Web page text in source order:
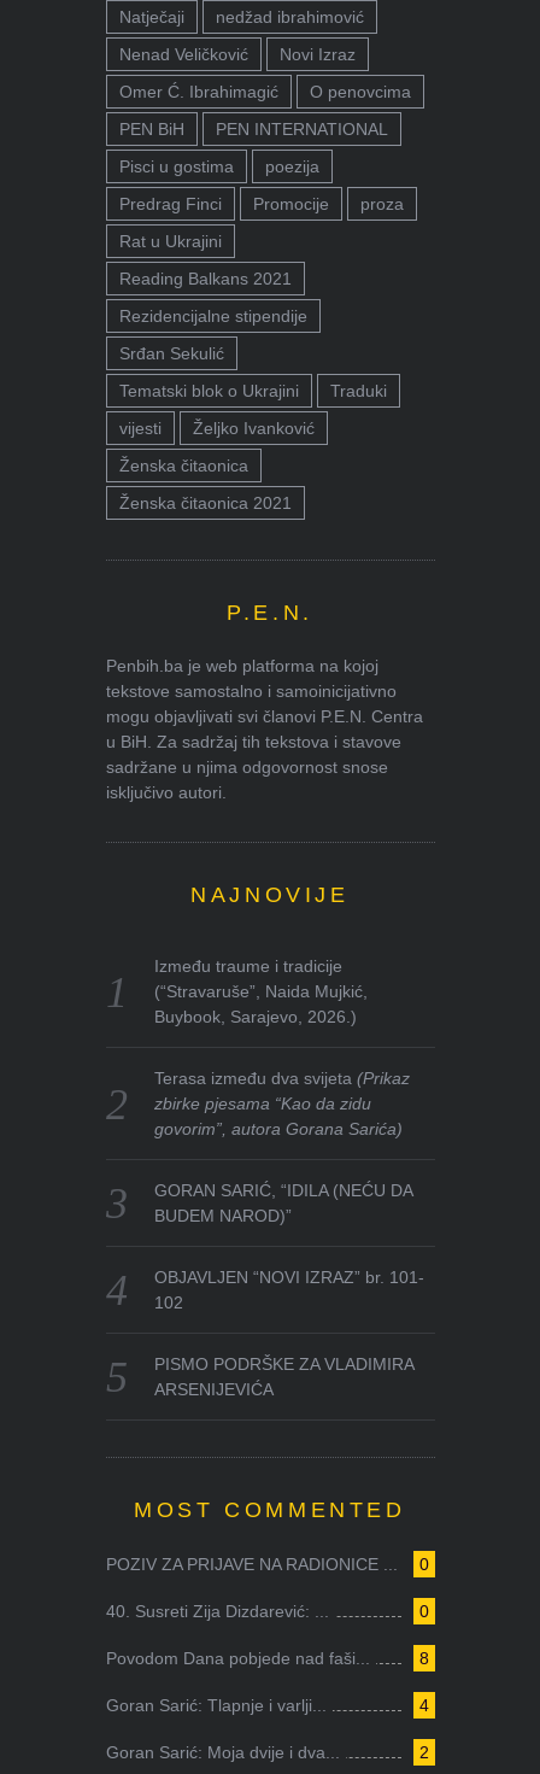
Natječaji
nedžad ibrahimović
Nenad Veličković
Novi Izraz
Omer Ć. Ibrahimagić
O penovcima
PEN BiH
PEN INTERNATIONAL
Pisci u gostima
poezija
Predrag Finci
Promocije
proza
Rat u Ukrajini
Reading Balkans 2021
Rezidencijalne stipendije
Srđan Sekulić
Tematski blok o Ukrajini
Traduki
vijesti
Željko Ivanković
Ženska čitaonica
Ženska čitaonica 2021
P.E.N.
Penbih.ba je web platforma na kojoj
tekstove samostalno i samoinicijativno
mogu objavljivati svi članovi P.E.N. Centra
u BiH. Za sadržaj tih tekstova i stavove
sadržane u njima odgovornost snose
isključivo autori.
NAJNOVIJE
Između traume i tradicije
(“Stravaruše”, Naida Mujkić,
Buybook, Sarajevo, 2026.)
Terasa između dva svijeta(Prikaz
zbirke pjesama “Kao da zidu
govorim”, autora Gorana Sarića)
GORAN SARIĆ, “IDILA (NEĆU DA
BUDEM NAROD)”
OBJAVLJEN “NOVI IZRAZ” br. 101-
102
PISMO PODRŠKE ZA VLADIMIRA
ARSENIJEVIĆA
MOST COMMENTED
0
POZIV ZA PRIJAVE NA RADIONICE ...
0
40. Susreti Zija Dizdarević: ...
8
Povodom Dana pobjede nad faši...
4
Goran Sarić: Tlapnje i varlji...
2
Goran Sarić: Moja dvije i dva...